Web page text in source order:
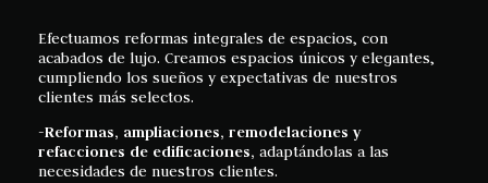
Efectuamos reformas integrales de espacios, con
acabados de lujo. Creamos espacios únicos y elegantes,
cumpliendo los sueños y expectativas de nuestros
clientes más selectos.
-Reformas, ampliaciones, remodelaciones y
refacciones de edificaciones, adaptándolas a las
necesidades de nuestros clientes.